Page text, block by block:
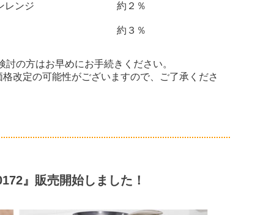
レンジ 約２％
約３％
の方はお早めにお手続きください。
改定の可能性がございますので、ご了承くださ
』販売開始しました！